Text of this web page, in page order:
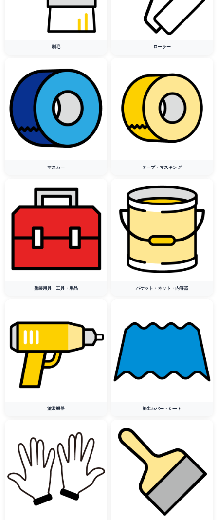
刷毛 ローラー
マスカー テープ・マスキング
塗装用具・工具・用品 バケット・ネット・内容器
塗装機器 養生カバー・シート